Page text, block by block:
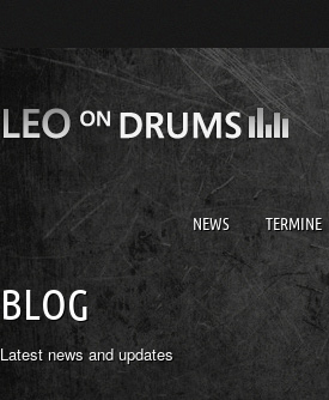
NEWS TERMINE
BLOG
Latest news and updates